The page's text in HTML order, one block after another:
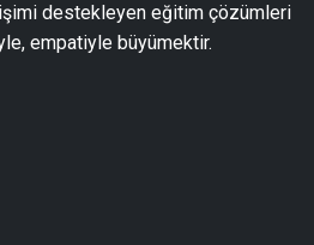
destekleyen eğitim çözümleri
empatiyle büyümektir.